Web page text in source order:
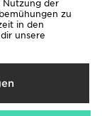
Nutzung der
zu
in den
unsere